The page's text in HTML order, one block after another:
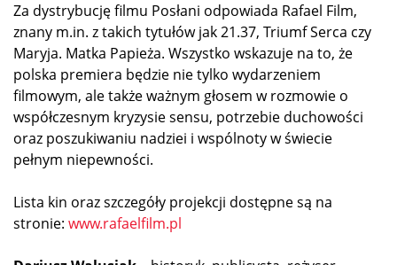
Za dystrybucję filmu Posłani odpowiada Rafael Film,
znany m.in. z takich tytułów jak 21.37, Triumf Serca czy
Maryja. Matka Papieża. Wszystko wskazuje na to, że
polska premiera będzie nie tylko wydarzeniem
filmowym, ale także ważnym głosem w rozmowie o
współczesnym kryzysie sensu, potrzebie duchowości
oraz poszukiwaniu nadziei i wspólnoty w świecie
pełnym niepewności.
Lista kin oraz szczegóły projekcji dostępne są na
stronie: www.rafaelfilm.pl